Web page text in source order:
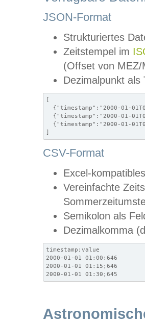
JSON-Format
Strukturiertes
Zeitstempel im
(Offset von MEZ/
Dezimalpunkt als
[
{"timestamp":"2000-01-
{"timestamp":"2000-01-
{"timestamp":"2000-01-
]
CSV-Format
Excel-
Vereinfachte
Semikolon als
Dezimalkomma
timestamp;value
2000-01-01 01:00;646
2000-01-01 01:15;646
2000-01-01 01:30;645